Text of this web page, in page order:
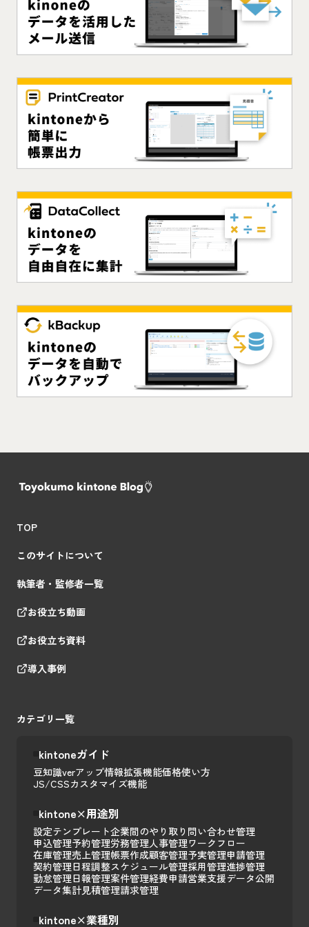
TOP
このサイトについて
執筆者・監修者一覧
お役立ち動画
お役立ち資料
導入事例
カテゴリ一覧
kintoneガイド
豆知識verアップ情報拡張機能価格使い方
JS/CSSカスタマイズ機能
kintone×用途別
設定テンプレート企業間のやり取り 問い合わせ管理
申込管理予約管理労務管理人事管理ワークフロー
在庫管理売上管理帳票作成顧客管理予実管理申請管理
契約管理日程調整スケジュール管理採用管理進捗管理
勤怠管理日報管理案件管理経費申請営業支援データ公開
データ集計見積管理請求管理
kintone×業種別